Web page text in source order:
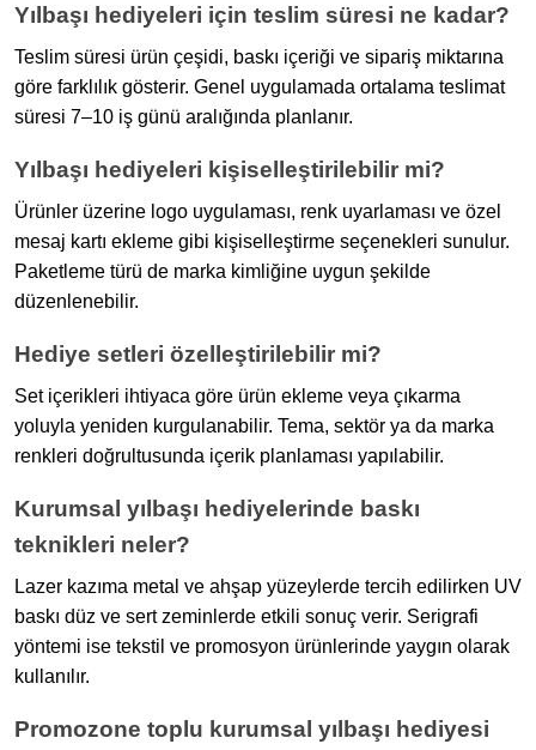
Yılbaşı hediyeleri için teslim süresi ne kadar?
Teslim süresi ürün çeşidi, baskı içeriği ve sipariş miktarına
göre farklılık gösterir. Genel uygulamada ortalama teslimat
süresi 7–10 iş günü aralığında planlanır.
Yılbaşı hediyeleri kişiselleştirilebilir mi?
Ürünler üzerine logo uygulaması, renk uyarlaması ve özel
mesaj kartı ekleme gibi kişiselleştirme seçenekleri sunulur.
Paketleme türü de marka kimliğine uygun şekilde
düzenlenebilir.
Hediye setleri özelleştirilebilir mi?
Set içerikleri ihtiyaca göre ürün ekleme veya çıkarma
yoluyla yeniden kurgulanabilir. Tema, sektör ya da marka
renkleri doğrultusunda içerik planlaması yapılabilir.
Kurumsal yılbaşı hediyelerinde baskı
teknikleri neler?
Lazer kazıma metal ve ahşap yüzeylerde tercih edilirken UV
baskı düz ve sert zeminlerde etkili sonuç verir. Serigrafi
yöntemi ise tekstil ve promosyon ürünlerinde yaygın olarak
kullanılır.
Promozone toplu kurumsal yılbaşı hediyesi